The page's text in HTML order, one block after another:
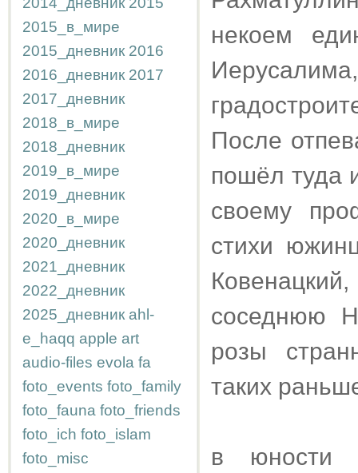
2015_в_мире
2015_дневник 2016
2016_дневник 2017
2017_дневник
2018_в_мире
2018_дневник
2019_в_мире
2019_дневник
2020_в_мире
2020_дневник
2021_дневник
2022_дневник
2025_дневник ahl-
e_haqq apple art
audio-files evola fa
foto_events foto_family
foto_fauna foto_friends
foto_ich foto_islam
foto_misc
некоем
После
пошёл туда
своему
стихи
соседнюю
розы
таких
в юности